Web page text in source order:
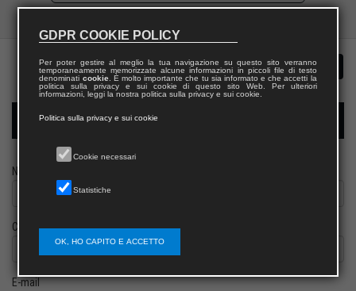
Modulo richiesta saggio docente
Nome
Cognome
E-mail
GDPR COOKIE POLICY
Per poter gestire al meglio la tua navigazione su questo sito verranno
temporaneamente memorizzate alcune informazioni in piccoli file di testo
denominati cookie. È molto importante che tu sia informato e che accetti la
politica sulla privacy e sui cookie di questo sito Web. Per ulteriori
informazioni, leggi la nostra politica sulla privacy e sui cookie.
Politica sulla privacy e sui cookie
Cookie necessari
Statistiche
OK, HO CAPITO E ACCETTO